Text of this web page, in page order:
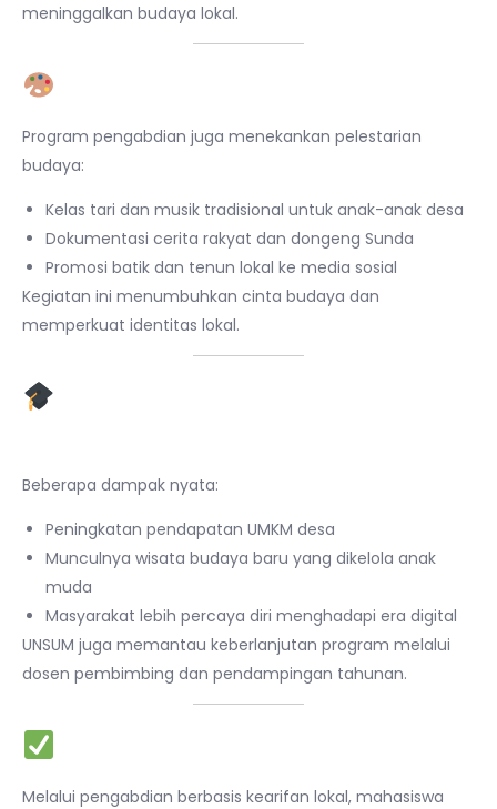
meninggalkan budaya lokal.
Program pengabdian juga menekankan pelestarian
budaya:
Kelas tari dan musik tradisional untuk anak-anak desa
Dokumentasi cerita rakyat dan dongeng Sunda
Promosi batik dan tenun lokal ke media sosial
Kegiatan ini menumbuhkan cinta budaya dan
memperkuat identitas lokal.
Beberapa dampak nyata:
Peningkatan pendapatan UMKM desa
Munculnya wisata budaya baru yang dikelola anak
muda
Masyarakat lebih percaya diri menghadapi era digital
UNSUM juga memantau keberlanjutan program melalui
dosen pembimbing dan pendampingan tahunan.
Melalui pengabdian berbasis kearifan lokal, mahasiswa